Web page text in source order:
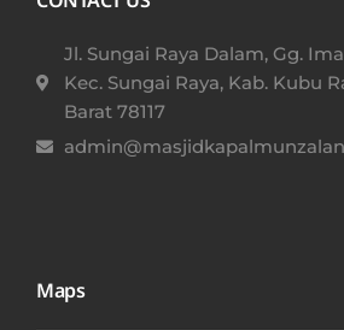
Jl. Sungai Raya Dalam, Gg.
Kec. Sungai Raya, Kab. Kubu
Barat 78117​
Maps